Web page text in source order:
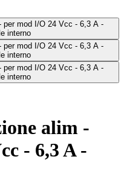
alim -
- 6,3 A -